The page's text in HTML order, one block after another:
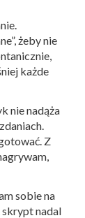
żeby nie
każde
nie nadąża
Z
sobie na
skrypt nadal